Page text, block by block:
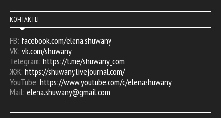
КОНТАКТЫ
FB: facebook.com/elena.shuwany
VK: vk.com/shuwany
Telegram: https://t.me/shuwany_com
ЖЖ: https://shuwany.livejournal.com/
YouTube: https://www.youtube.com/c/elenashuwany
Mail: elena.shuwany@gmail.com